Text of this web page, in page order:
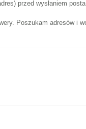
przed wysłaniem
Poszukam adresów i